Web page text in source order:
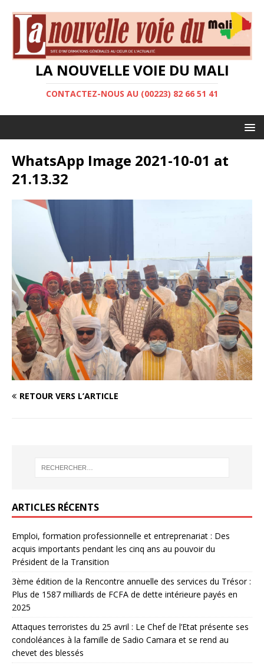
LA NOUVELLE VOIE DU MALI
CONTACTEZ-NOUS AU (00223) 82 66 51 41
WhatsApp Image 2021-10-01 at
21.13.32
RETOUR VERS L’ARTICLE
ARTICLES RÉCENTS
Emploi, formation professionnelle et entreprenariat : Des
acquis importants pendant les cinq ans au pouvoir du
Président de la Transition
3ème édition de la Rencontre annuelle des services du Trésor :
Plus de 1587 milliards de FCFA de dette intérieure payés en
2025
Attaques terroristes du 25 avril : Le Chef de l’Etat présente ses
condoléances à la famille de Sadio Camara et se rend au
chevet des blessés